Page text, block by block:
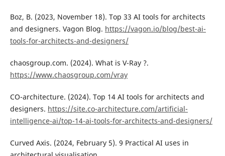
Boz, B. (2023, November 18). Top 33 AI tools for architects
and designers. Vagon Blog. https://vagon.io/blog/best-ai-
tools-for-architects-and-designers/
chaosgroup.com. (2024). What is V-Ray ?.
https://www.chaosgroup.com/vray
CO-architecture. (2024). Top 14 AI tools for architects and
designers. https://site.co-architecture.com/artificial-
intelligence-ai/top-14-ai-tools-for-architects-and-designers/
Curved Axis. (2024, February 5). 9 Practical AI uses in